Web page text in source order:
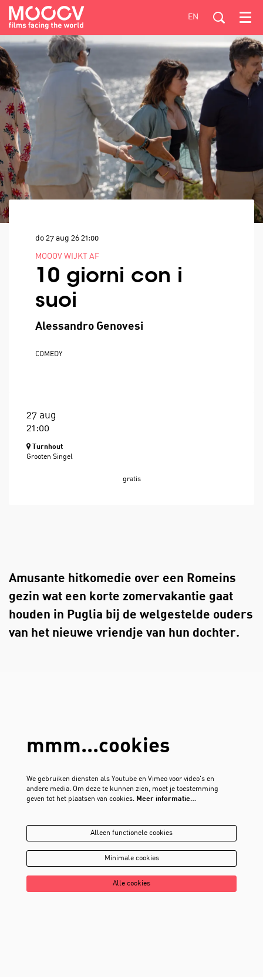
EN Menu
10 giorni con i
suoi
Alessandro Genovesi
MOOOV WIJKT AF
do 27 aug 26 21:00
COMEDY
27 aug
21:00
Turnhout
Grooten Singel
gratis
Amusante hitkomedie over een Romeins
gezin wat een korte zomervakantie gaat
houden in Puglia bij de welgestelde ouders
van het nieuwe vriendje van hun dochter.
mmm...cookies
We gebruiken diensten als Youtube en Vimeo voor video's en
andere media. Om deze te kunnen zien, moet je toestemming
geven tot het plaatsen van cookies. Meer informatie…
Alleen functionele cookies
Minimale cookies
Alle cookies